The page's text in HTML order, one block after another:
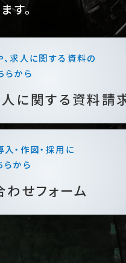
す。
、求人に関する資料の
らから
に関する資料請
入・作図・採用に
らから
わせフォーム